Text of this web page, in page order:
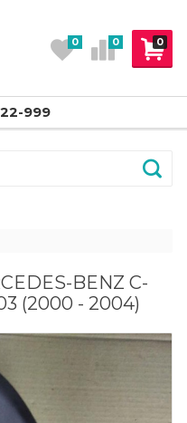
0
0 0
999
BENZ C-
(2000 - 2004)